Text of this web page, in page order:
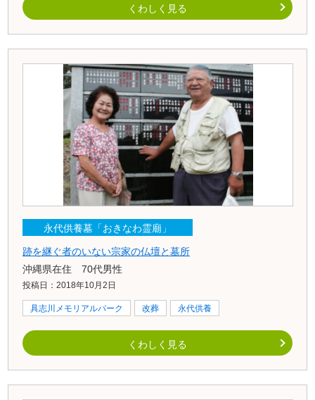
くわしく見る
永代供養墓「おきなわ霊廟」
跡を継ぐ者のいない宗家の仏壇と墓所
沖縄県在住 70代男性
投稿日：2018年10月2日
具志川メモリアルパーク 改葬 永代供養
くわしく見る